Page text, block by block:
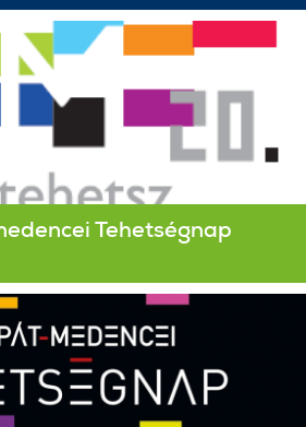
Tehetségnap